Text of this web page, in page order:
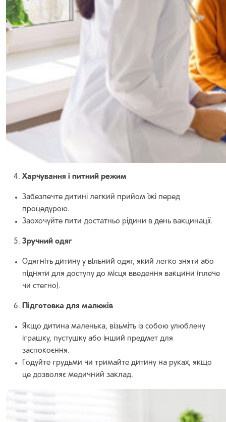
Харчування і питний режим
Забезпечте дитині легкий прийом їжі перед
процедурою.
Заохочуйте пити достатньо рідини в день вакцинації.
Зручний одяг
Одягніть дитину у вільний одяг, який легко зняти або
підняти для доступу до місця введення вакцини (плече
чи стегно).
Підготовка для малюків
Якщо дитина маленька, візьміть із собою улюблену
іграшку, пустушку або інший предмет для
заспокоєння.
Годуйте грудьми чи тримайте дитину на руках, якщо
це дозволяє медичний заклад.